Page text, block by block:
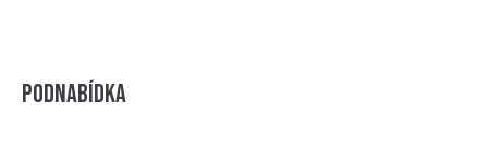
Podnabídka